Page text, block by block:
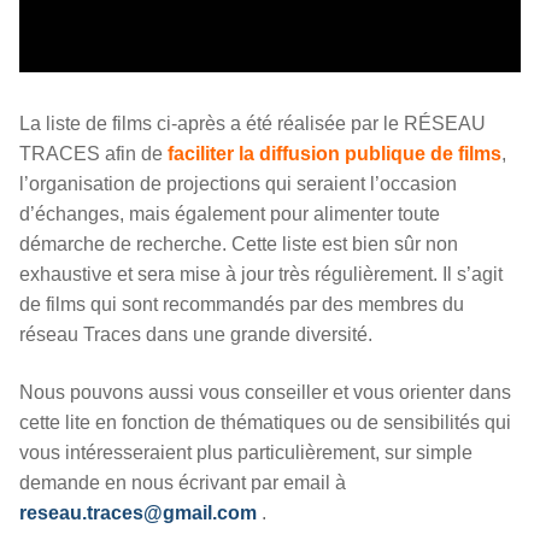
La liste de films ci-après a été réalisée par le RÉSEAU
TRACES afin de faciliter la diffusion publique de films,
l’organisation de projections qui seraient l’occasion
d’échanges, mais également pour alimenter toute
démarche de recherche. Cette liste est bien sûr non
exhaustive et sera mise à jour très régulièrement. Il s’agit
de films qui sont recommandés par des membres du
réseau Traces dans une grande diversité.
Nous pouvons aussi vous conseiller et vous orienter dans
cette lite en fonction de thématiques ou de sensibilités qui
vous intéresseraient plus particulièrement, sur simple
demande en nous écrivant par email à
reseau.traces@gmail.com .